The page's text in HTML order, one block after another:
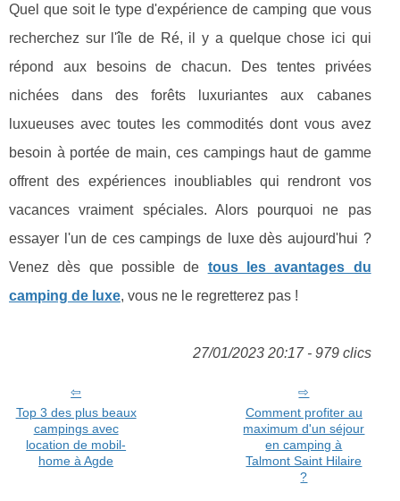
Quel que soit le type d'expérience de camping que vous
recherchez sur l'île de Ré, il y a quelque chose ici qui
répond aux besoins de chacun. Des tentes privées
nichées dans des forêts luxuriantes aux cabanes
luxueuses avec toutes les commodités dont vous avez
besoin à portée de main, ces campings haut de gamme
offrent des expériences inoubliables qui rendront vos
vacances vraiment spéciales. Alors pourquoi ne pas
essayer l'un de ces campings de luxe dès aujourd'hui ?
Venez dès que possible de tous les avantages du
camping de luxe, vous ne le regretterez pas !
27/01/2023 20:17 - 979 clics
Top 3 des plus beaux
campings avec
location de mobil-
home à Agde
Comment profiter au
maximum d'un séjour
en camping à
Talmont Saint Hilaire
?